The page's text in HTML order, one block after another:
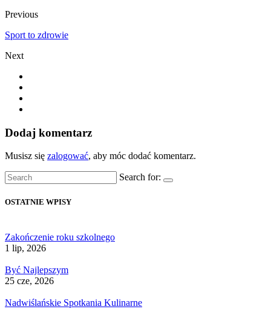
Previous
Sport to zdrowie
Next
Dodaj komentarz
Musisz się zalogować, aby móc dodać komentarz.
Search for:
OSTATNIE WPISY
Zakończenie roku szkolnego
1 lip, 2026
Być Najlepszym
25 cze, 2026
Nadwiślańskie Spotkania Kulinarne